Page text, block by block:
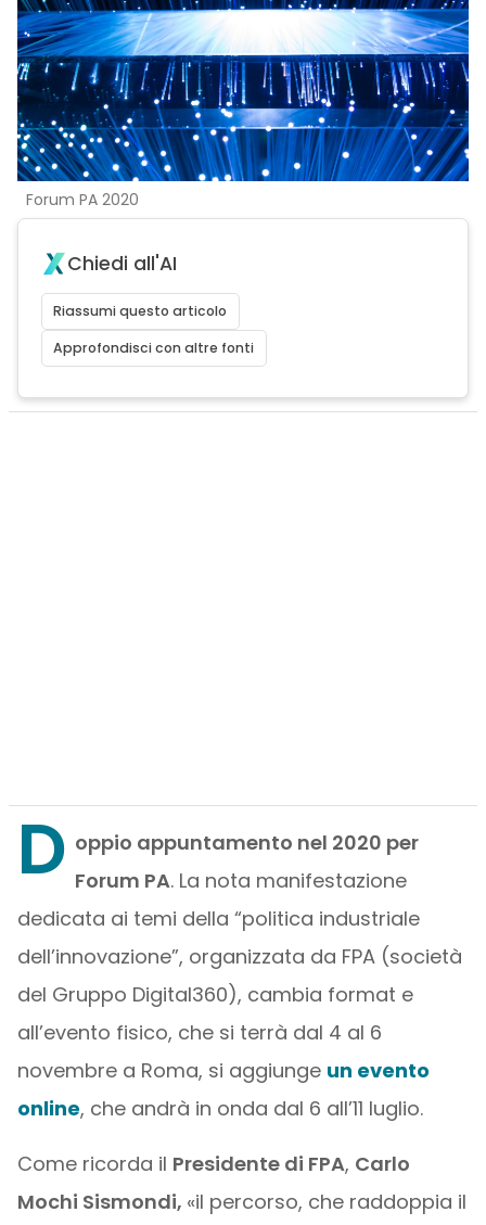
Forum PA 2020
Chiedi all'AI
Riassumi questo articolo
Approfondisci con altre fonti
D oppio appuntamento nel 2020 per
Forum PA. La nota manifestazione
dedicata ai temi della “politica industriale
dell’innovazione”, organizzata da FPA (società
del Gruppo Digital360), cambia format e
all’evento fisico, che si terrà dal 4 al 6
novembre a Roma, si aggiunge un evento
online, che andrà in onda dal 6 all’11 luglio.
Come ricorda il Presidente di FPA, Carlo
Mochi Sismondi, «il percorso, che raddoppia il